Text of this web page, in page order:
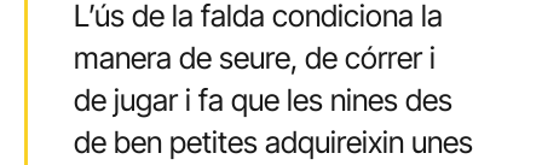
L’ús de la falda condiciona la
manera de seure, de córrer i
de jugar i fa que les nines des
de ben petites adquireixin unes